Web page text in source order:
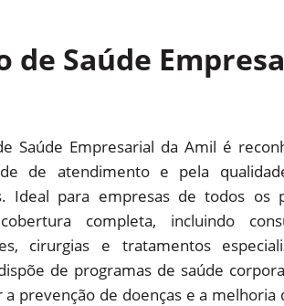
de Saúde
Saúde Empresarial da Amil é
de atendimento e pela
Ideal para empresas de todos os
completa, incluindo
cirurgias e tratamentos
de programas de saúde
prevenção de doenças e a melhoria